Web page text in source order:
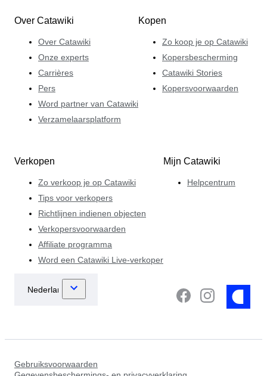
Over Catawiki
Over Catawiki
Onze experts
Carrières
Pers
Word partner van Catawiki
Verzamelaarsplatform
Kopen
Zo koop je op Catawiki
Kopersbescherming
Catawiki Stories
Kopersvoorwaarden
Verkopen
Zo verkoop je op Catawiki
Tips voor verkopers
Richtlijnen indienen objecten
Verkopersvoorwaarden
Affiliate programma
Word een Catawiki Live-verkoper
Mijn Catawiki
Helpcentrum
Gebruiksvoorwaarden